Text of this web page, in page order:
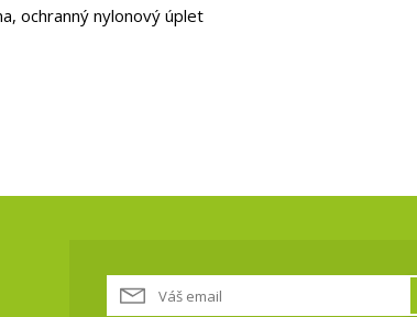
ochranný nylonový úplet